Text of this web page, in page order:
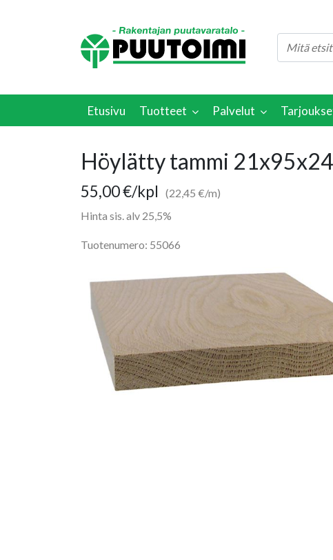
Etusivu Tuotteet Palvelut
Höylätty tammi
55,00€/kpl
(22,45 €/m)
Hinta sis. alv 25,5%
Tuotenumero: 55066